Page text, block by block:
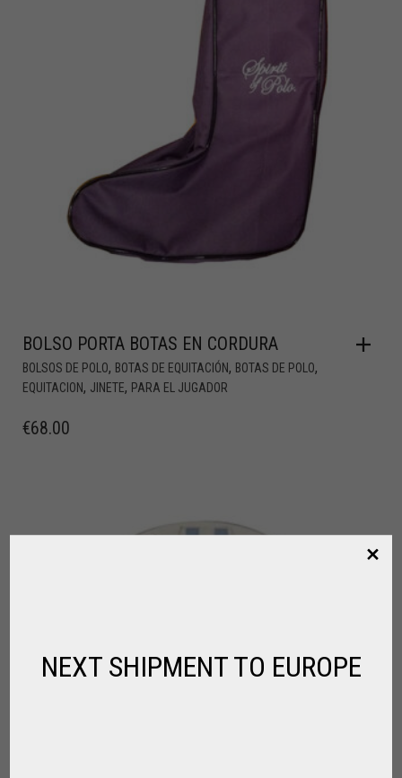
BOLSO PORTA BOTAS EN CORDURA
BOLSOS DE POLO, BOTAS DE EQUITACIÓN, BOTAS DE POLO,
EQUITACION, JINETE, PARA EL JUGADOR
€68.00
NEXT SHIPMENT TO EUROPE